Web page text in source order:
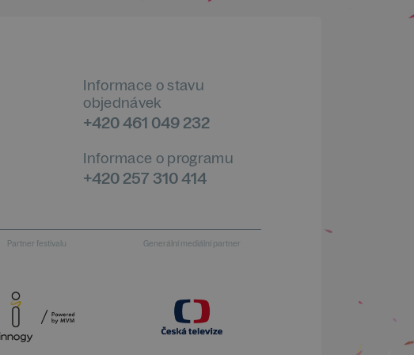
Informace o stavu
objednávek
+420 461 049 232
Informace o programu
+420 257 310 414
Partner festivalu Generální mediální partner